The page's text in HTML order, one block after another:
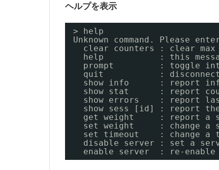
ヘルプを表示
> help
Unknown command. Please
clear counters : clear
help           : this
prompt         : toggle
quit           : disconnect
show info      : report
show stat      : report
show errors    : report
show sess [id] : report
get weight     : report a
set weight     : change a
set timeout    : change a
disable server : set a
enable server  : re-enable